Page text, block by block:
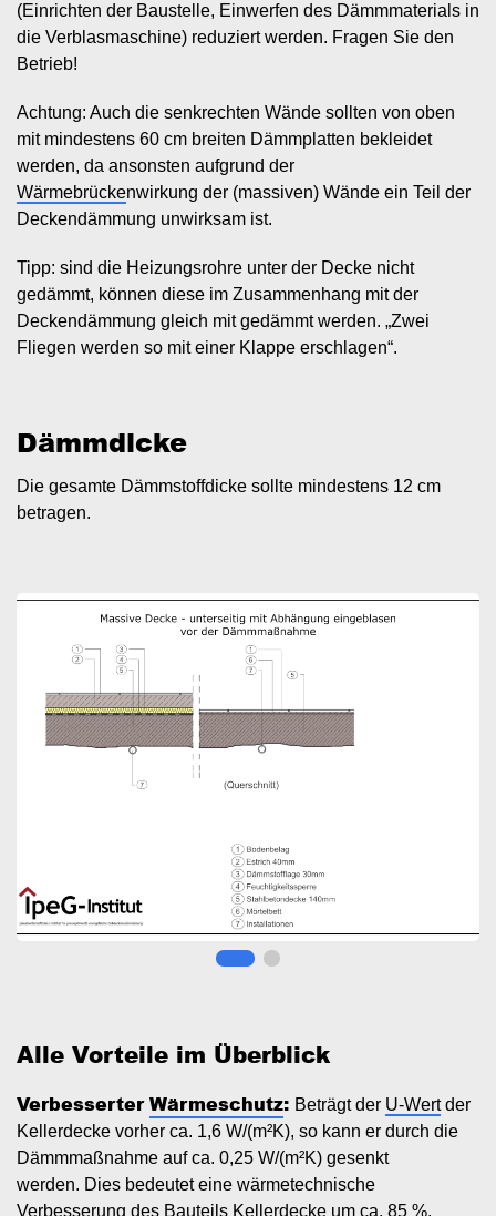
(Einrichten der Baustelle, Einwerfen des Dämmmaterials in
die Verblasmaschine) reduziert werden. Fragen Sie den
Betrieb!
Achtung: Auch die senkrechten Wände sollten von oben
mit mindestens 60 cm breiten Dämmplatten bekleidet
werden, da ansonsten aufgrund der
Wärmebrückenwirkung der (massiven) Wände ein Teil der
Deckendämmung unwirksam ist.
Tipp: sind die Heizungsrohre unter der Decke nicht
gedämmt, können diese im Zusammenhang mit der
Deckendämmung gleich mit gedämmt werden. „Zwei
Fliegen werden so mit einer Klappe erschlagen“.
Dämmdicke
Die gesamte Dämmstoffdicke sollte mindestens 12 cm
betragen.
Image
Alle Vorteile im Überblick
VerbesserterWärmeschutz: Beträgt der U-Wertder
Kellerdecke vorher ca. 1,6 W/(m²K), so kann er durch die
Dämmmaßnahme auf ca. 0,25 W/(m²K) gesenkt
werden. Dies bedeutet eine wärmetechnische
Verbesserung des Bauteils Kellerdecke um ca. 85 %.